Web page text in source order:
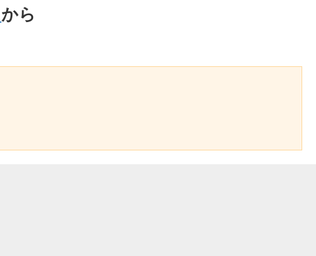
から